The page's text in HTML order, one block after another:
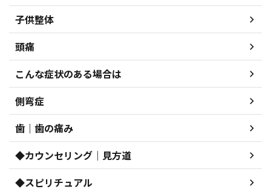
子供整体
頭痛
こんな症状のある場合は
側弯症
歯｜歯の痛み
◆カウンセリング｜見方道
◆スピリチュアル